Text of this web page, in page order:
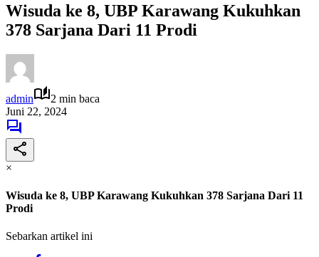
Wisuda ke 8, UBP Karawang Kukuhkan
378 Sarjana Dari 11 Prodi
admin
2 min baca
Juni 22, 2024
×
Wisuda ke 8, UBP Karawang Kukuhkan 378 Sarjana Dari 11
Prodi
Sebarkan artikel ini